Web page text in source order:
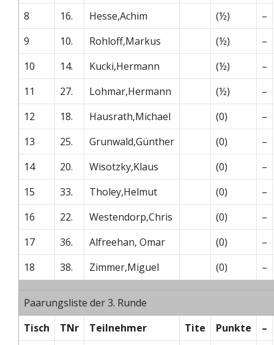
8
16. Hesse,Achim (½)
–
9
10. Rohloff,Markus (½)
–
10
14. Kucki,Hermann (½)
–
11
27. Lohmar,Hermann (½)
–
12
18. Hausrath,Michael (0)
–
13
25. Grunwald,Günther (0)
–
14
20. Wisotzky,Klaus (0)
–
15
33. Tholey,Helmut (0)
–
16
22. Westendorp,Chris (0)
–
17
36. Alfreehan, Omar (0)
–
18
38. Zimmer,Miguel (0) –
Paarungsliste der 3. Runde
Tisch
TNr Teilnehmer Tite Punkte
–